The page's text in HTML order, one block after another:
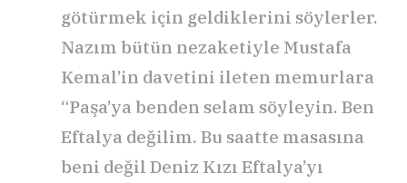
götürmek için geldiklerini söylerler.
Nazım bütün nezaketiyle Mustafa
Kemal’in davetini ileten memurlara
“Paşa’ya benden selam söyleyin. Ben
Eftalya değilim. Bu saatte masasına
beni değil Deniz Kızı Eftalya’yı